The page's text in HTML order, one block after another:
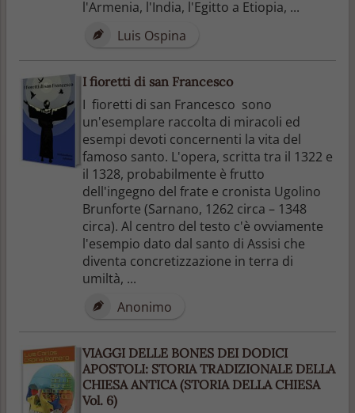
l'Armenia, l'India, l'Egitto a Etiopia, ...
Luis Ospina
I fioretti di san Francesco
I fioretti di san Francesco sono
un'esemplare raccolta di miracoli ed
esempi devoti concernenti la vita del
famoso santo. L'opera, scritta tra il 1322 e
il 1328, probabilmente è frutto
dell'ingegno del frate e cronista Ugolino
Brunforte (Sarnano, 1262 circa – 1348
circa). Al centro del testo c'è ovviamente
l'esempio dato dal santo di Assisi che
diventa concretizzazione in terra di
umiltà, ...
Anonimo
VIAGGI DELLE BONES DEI DODICI
APOSTOLI: STORIA TRADIZIONALE DELLA
CHIESA ANTICA (STORIA DELLA CHIESA
Vol. 6)